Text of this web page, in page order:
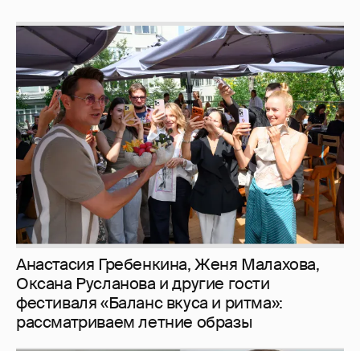
Анастасия Гребенкина, Женя Малахова,
Оксана Русланова и другие гости
фестиваля «Баланс вкуса и ритма»:
рассматриваем летние образы